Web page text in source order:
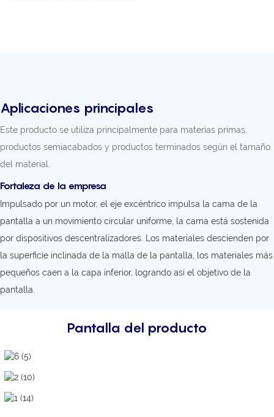
Aplicaciones principales
Este producto se utiliza principalmente para materias primas,
productos semiacabados y productos terminados según el tamaño
del material.
Fortaleza de la empresa
Impulsado por un motor, el eje excéntrico impulsa la cama de la
pantalla a un movimiento circular uniforme, la cama está sostenida
por dispositivos descentralizadores. Los materiales descienden por
la superficie inclinada de la malla de la pantalla, los materiales más
pequeños caen a la capa inferior, logrando así el objetivo de la
pantalla.
Pantalla del producto